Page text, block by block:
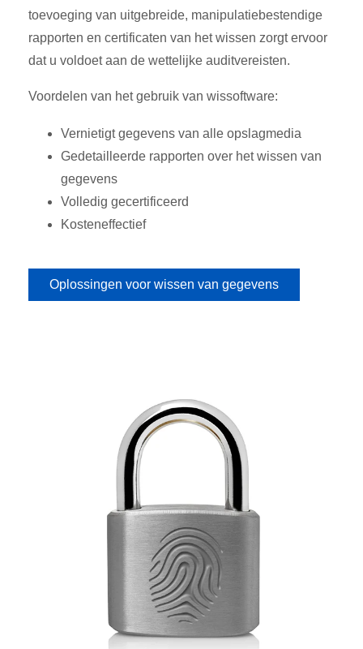
toevoeging van uitgebreide, manipulatiebestendige
rapporten en certificaten van het wissen zorgt ervoor
dat u voldoet aan de wettelijke auditvereisten.
Voordelen van het gebruik van wissoftware:
Vernietigt gegevens van alle opslagmedia
Gedetailleerde rapporten over het wissen van
gegevens
Volledig gecertificeerd
Kosteneffectief
Oplossingen voor wissen van gegevens